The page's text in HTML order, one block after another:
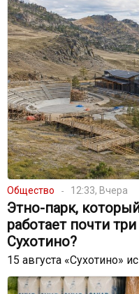
Общество 12:33, Вчера
Этно-парк,
работает почти
Сухотино?
15 августа «Сухотино»